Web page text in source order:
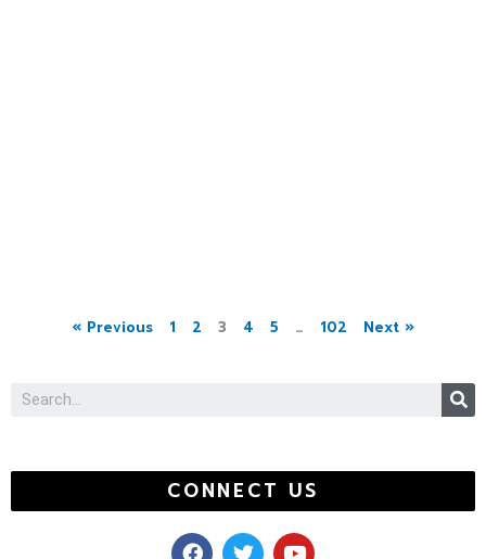
« Previous 1 2 3 4 5 … 102 Next »
CONNECT US
F T Y